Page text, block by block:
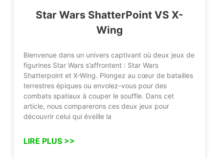
Star Wars ShatterPoint VS X-
Wing
Bienvenue dans un univers captivant où deux jeux de
figurines Star Wars s’affrontent : Star Wars
Shatterpoint et X-Wing. Plongez au cœur de batailles
terrestres épiques ou envolez-vous pour des
combats spatiaux à couper le souffle. Dans cet
article, nous comparerons ces deux jeux pour
découvrir celui qui éveille la
LIRE PLUS >>